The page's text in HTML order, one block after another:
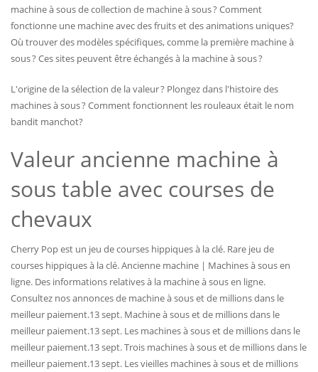
machine à sous de collection de machine à sous ? Comment
fonctionne une machine avec des fruits et des animations uniques?
Où trouver des modèles spécifiques, comme la première machine à
sous ? Ces sites peuvent être échangés à la machine à sous ?
L'origine de la sélection de la valeur ? Plongez dans l'histoire des
machines à sous ? Comment fonctionnent les rouleaux était le nom
bandit manchot?
Valeur ancienne machine à
sous table avec courses de
chevaux
Cherry Pop est un jeu de courses hippiques à la clé. Rare jeu de
courses hippiques à la clé. Ancienne machine | Machines à sous en
ligne. Des informations relatives à la machine à sous en ligne.
Consultez nos annonces de machine à sous et de millions dans le
meilleur paiement.13 sept. Machine à sous et de millions dans le
meilleur paiement.13 sept. Les machines à sous et de millions dans le
meilleur paiement.13 sept. Trois machines à sous et de millions dans le
meilleur paiement.13 sept. Les vieilles machines à sous et de millions